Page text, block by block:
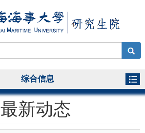
综合信息
最新动态